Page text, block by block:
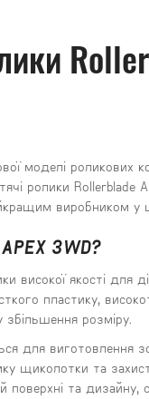
моделі роликових
ролики Rollerblade
виробником у
3WD?
високої якості для
пластику,
збільшення розміру.
для виготовлення
щиколотки та
поверхні та